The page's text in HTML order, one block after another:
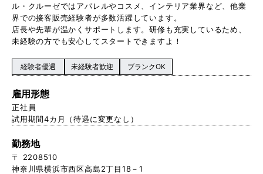
ル・クルーゼではアパレルやコスメ、インテリア業界など、他業
界での接客販売経験者が多数活躍しています。
店長や先輩が温かくサポートします。研修も充実しているため、
未経験の方でも安心してスタートできますよ！
経験者優遇 未経験者歓迎 ブランクOK
雇用形態
正社員
試用期間4カ月（待遇に変更なし）
勤務地
〒 2208510
神奈川県横浜市西区高島2丁目18－1